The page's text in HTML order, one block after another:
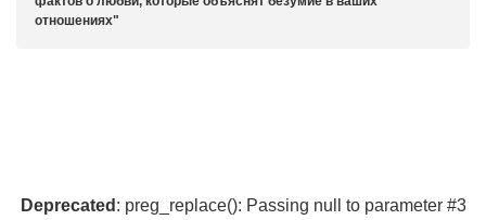
отношениях
Deprecated : preg_replace(): Passing null to parameter #3